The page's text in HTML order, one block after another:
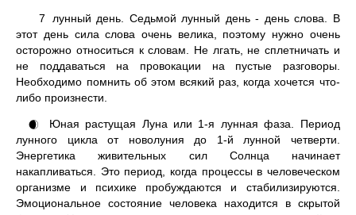
7
лунный день. Седьмой лунный день - день слова. В
этот день сила слова очень велика, поэтому нужно очень
осторожно относиться к словам. Не лгать, не сплетничать и
не поддаваться на провокации на пустые разговоры.
Необходимо помнить об этом всякий раз, когда хочется что-
либо произнести.
🌒
Юная растущая Луна или 1-я лунная фаза. Период
лунного цикла от новолуния до 1-й лунной четверти.
Энергетика живительных сил Солнца начинает
накапливаться. Это период, когда процессы в человеческом
организме и психике пробуждаются и стабилизируются.
Эмоциональное состояние человека находится в скрытой